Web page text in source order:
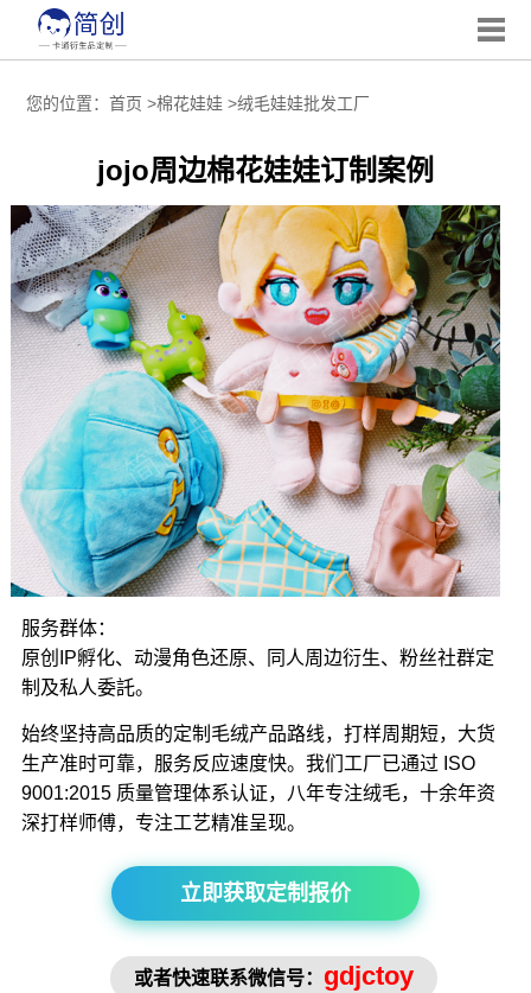
您的位置： 首页 >棉花娃娃>绒毛娃娃批发工厂
jojo周边棉花娃娃订制案例
服务群体：
原创IP孵化、动漫角色还原、同人周边衍生、粉丝社群定
制及私人委託。
始终坚持高品质的定制毛绒产品路线，打样周期短，大货
生产准时可靠，服务反应速度快。我们工厂已通过 ISO
9001:2015 质量管理体系认证，八年专注绒毛，十余年资
深打样师傅，专注工艺精准呈现。
立即获取定制报价
或者快速联系微信号： gdjctoy